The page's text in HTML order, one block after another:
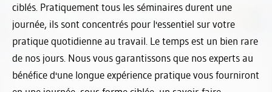
ciblés. Pratiquement tous les séminaires durent une
journée, ils sont concentrés pour l'essentiel sur votre
pratique quotidienne au travail. Le temps est un bien rare
de nos jours. Nous vous garantissons que nos experts au
bénéfice d'une longue expérience pratique vous fourniront